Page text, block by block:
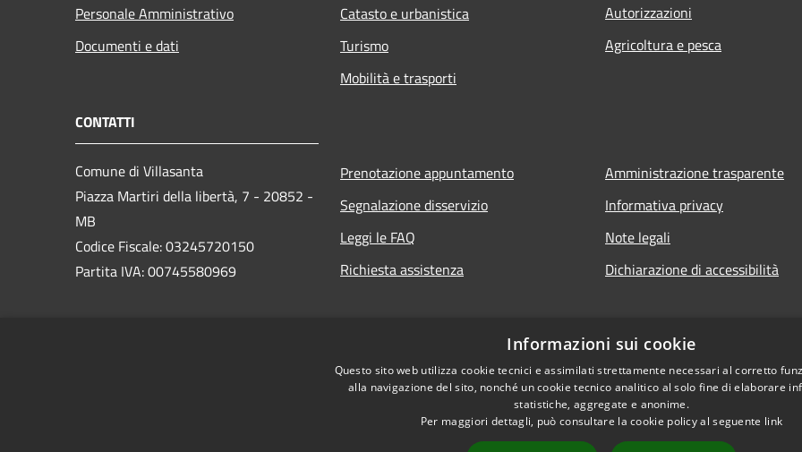
Personale Amministrativo
Documenti e dati
Catasto e urbanistica
Turismo
Mobilità e trasporti
Autorizzazioni
Agricoltura e pesca
CONTATTI
Comune di Villasanta
Piazza Martiri della libertà, 7 - 20852 -
MB
Codice Fiscale: 03245720150
Partita IVA: 00745580969
Prenotazione appuntamento
Segnalazione disservizio
Leggi le FAQ
Richiesta assistenza
Amministrazione trasparente
Informativa privacy
Note legali
Dichiarazione di accessibilità
Informazioni sui cookie
Questo sito web utilizza cookie tecnici e assimilati strettamente necessari al corretto
alla navigazione del sito, nonché un cookie tecnico analitico al solo fine di elaborare
statistiche, aggregate e anonime.
Per maggiori dettagli, può consultare la cookie policy al seguente link